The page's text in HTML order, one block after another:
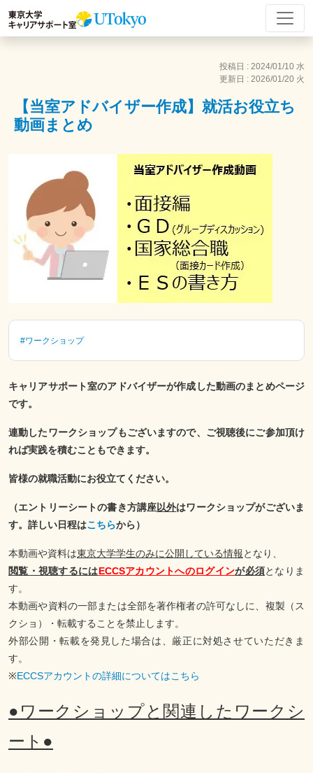
投稿日 : 2024/01/10 水
更新日 : 2026/01/20 火
【当室アドバイザー作成】就活お役立ち
動画まとめ
#ワークショップ
キャリアサポート室のアドバイザーが作成した動画のまとめページ
です。
連動したワークショップもございますので、ご視聴後にご参加頂け
れば実践を積むこともできます。
皆様の就職活動にお役立てください。
（エントリーシートの書き方講座以外はワークショップがございま
す。詳しい日程はこちらから）
本動画や資料は東京大学学生のみに公開している情報となり、
閲覧・視聴するにはECCSアカウントへのログインが必須となりま
す。
本動画や資料の一部または全部を著作権者の許可なしに、複製（ス
クショ）・転載することを禁止します。
外部公開・転載を発見した場合は、厳正に対処させていただきま
す。
※ECCSアカウントの詳細についてはこちら
●ワークショップと関連したワークシ
ート●